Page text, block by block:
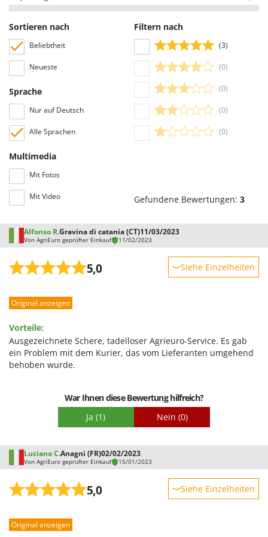
nachdem Sie sich angemeldet haben).
Ausschluss oder Zensur veröffentlicht, mit Ausnahme von
unangemessenen Texten und Inhalten oder der Verletzung der
Privatsphäre von Personen.
Alle Bewertungen, sowohl die positiven als auch die negativen, können vom
Benutzer leicht eingesehen werden, auch dank der Filter, die eine
vereinfachte Auswahl ermöglichen, einschließlich der Auswahl von
positiven oder negativen Bewertungen.
Sortieren nach
Beliebtheit
Neueste
Sprache
Nur auf Deutsch
Alle Sprachen
Multimedia
Mit Fotos
Mit Video
Filtern nach
(3)
(0)
(0)
(0)
(0)
Gefundene Bewertungen: 3
Alfonso R.Gravina di catania (CT)11/03/2023
Von AgriEuro geprüfter Einkauf 11/02/2023
5,0 Siehe Einzelheiten
Leistung
Qualität / Preis
Schwierigkeitsgrad Zusammenbau
Original anzeigen
Vorteile:
Ausgezeichnete Schere, tadelloser Agrieuro-Service. Es gab
ein Problem mit dem Kurier, das vom Lieferanten umgehend
behoben wurde.
War Ihnen diese Bewertung hilfreich?
Ja (1) Nein (0)
Luciano C.Anagni (FR)02/02/2023
Von AgriEuro geprüfter Einkauf 15/01/2023
5,0 Siehe Einzelheiten
Leistung
Original anzeigen